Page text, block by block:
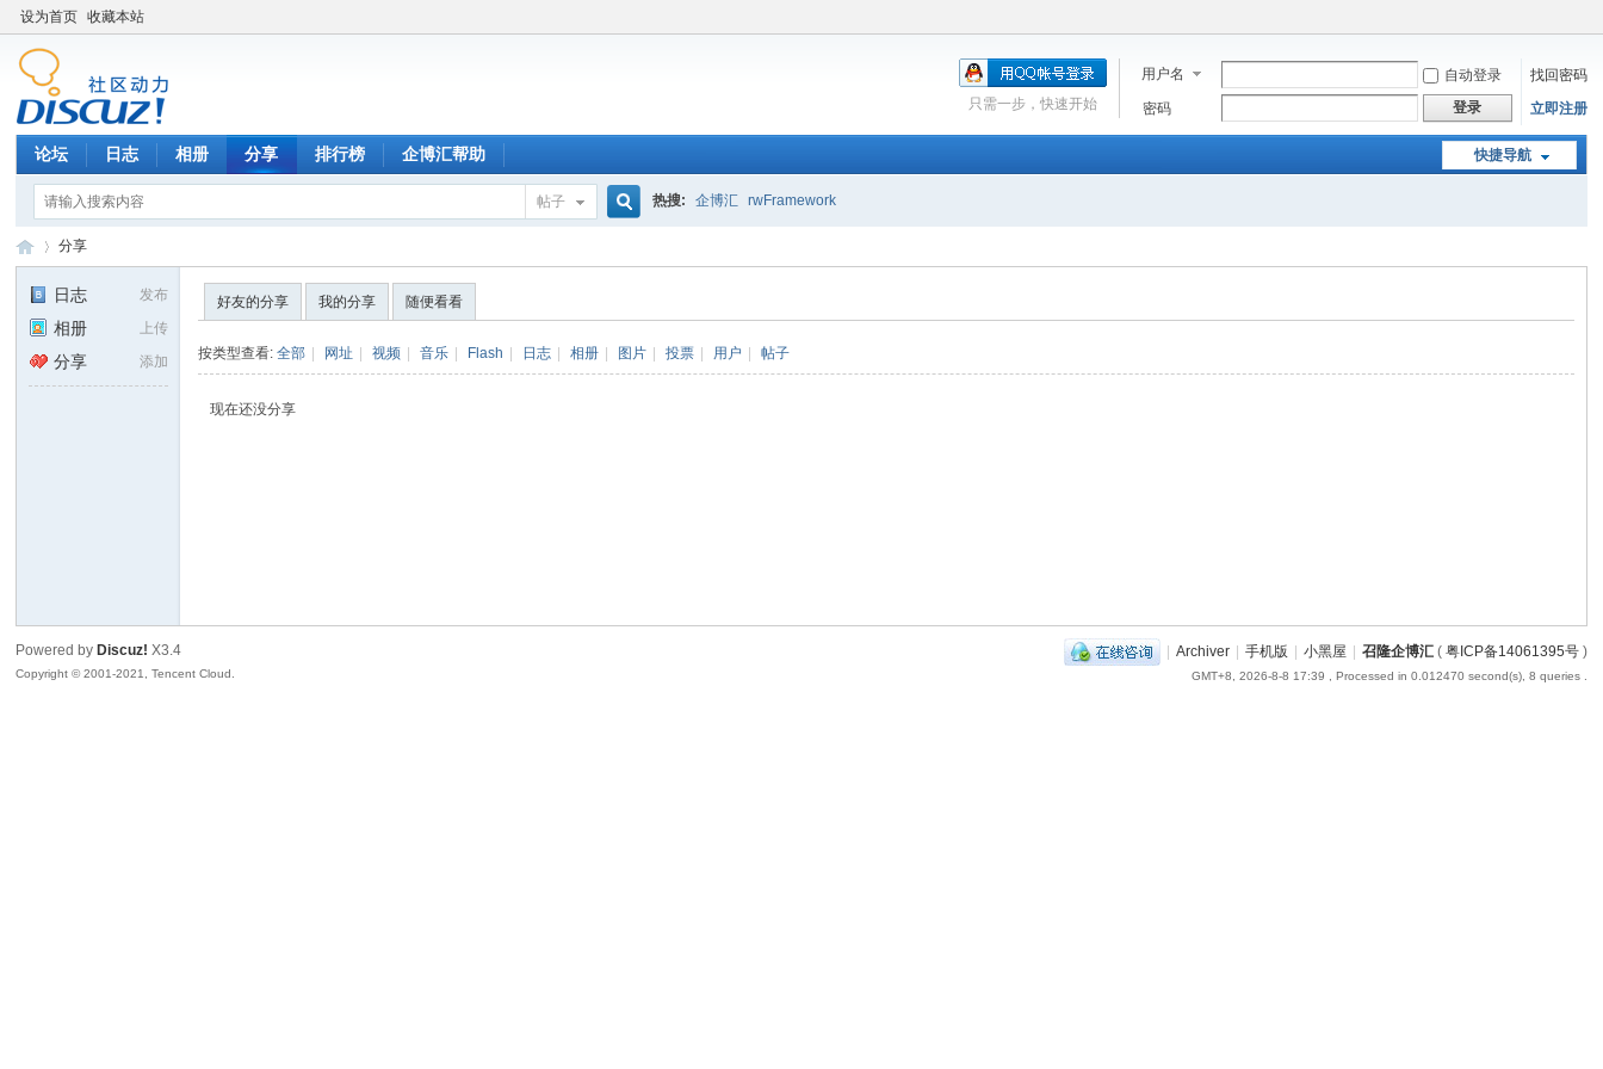
设为首页 收藏本站
用户名 自动登录
找回密码
密码
登录 立即注册
只需一步，快速开始
快捷导航
论坛 日志 相册 分享 排行榜 企博汇帮助
帖子 热搜: 企博汇 rwFramework
分享
发布
日志
上传
相册
添加
分享
好友的分享 我的分享 随便看看
按类型查看:全部 网址 视频 音乐 Flash 日志 相册 图片 投票 用户 帖子
现在还没分享
| Archiver | 手机版 | 小黑屋 | 召隆企博汇( 粤ICP备14061395号)
GMT+8, 2026-8-8 17:39 , Processed in 0.012470 second(s), 8 queries .
Powered by Discuz! X3.4
Copyright © 2001-2021, Tencent Cloud.